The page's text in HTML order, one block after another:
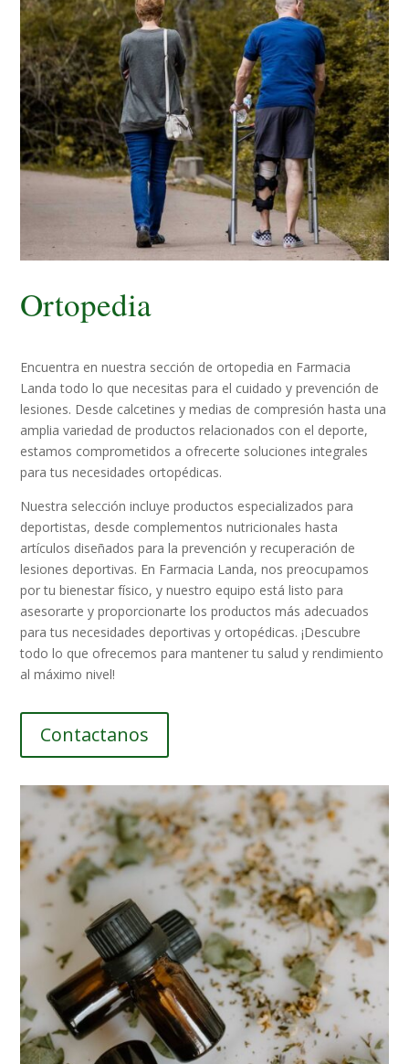
Ortopedia
Encuentra en nuestra sección de ortopedia en Farmacia
Landa todo lo que necesitas para el cuidado y prevención de
lesiones. Desde calcetines y medias de compresión hasta una
amplia variedad de productos relacionados con el deporte,
estamos comprometidos a ofrecerte soluciones integrales
para tus necesidades ortopédicas.
Nuestra selección incluye productos especializados para
deportistas, desde complementos nutricionales hasta
artículos diseñados para la prevención y recuperación de
lesiones deportivas. En Farmacia Landa, nos preocupamos
por tu bienestar físico, y nuestro equipo está listo para
asesorarte y proporcionarte los productos más adecuados
para tus necesidades deportivas y ortopédicas. ¡Descubre
todo lo que ofrecemos para mantener tu salud y rendimiento
al máximo nivel!
Contactanos